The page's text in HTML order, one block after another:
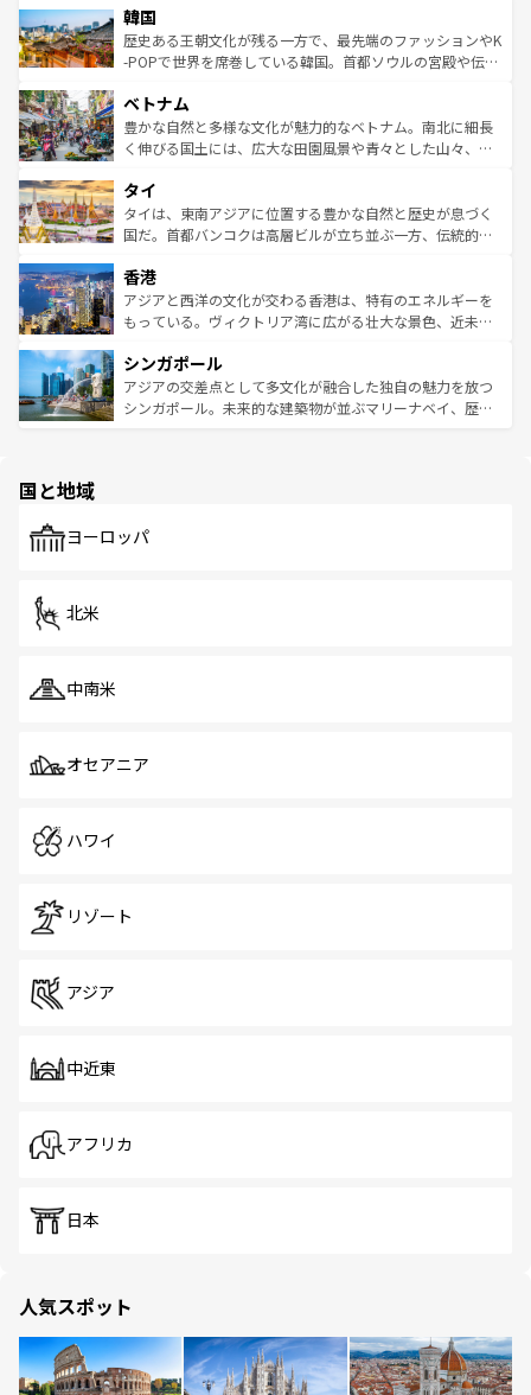
はコンテンツ一覧
いる。アクティビティも充実しており、サーフィンやダイ
ビング、ハイキングなど、アウトドア好きにはたまらな
い。オーストラリアの多彩な魅力を存分に味わいつくそ
参照してほしい。
ン）、静ひつな山岳地帯である台湾東部など、都市の喧騒
と山間の静けさが共存しており、訪れる人に新しい発見と
驚きをもたらしてくれる。また、奥深い台湾の食文化も魅
容にもいいと評判のスイーツなど、バラエティ豊かな料理
が味わえる。 なお、新着の台湾情報は コンテンツ一覧を参
照してほしい。
韓国
歴史ある王朝文化が残る一方で、最先端のファッションやK
-POPで世界を席巻している韓国。首都ソウルの宮殿や伝統
き、地方に足を延ばせば四季折々の自然美を楽しむことが
できる。そして、キムチや焼肉、絶品のストリートフード
まで、さまざまな韓国料理が待っている。夜には、韓国な
リティに包まれながら、韓国の多彩な魅力を心ゆくまで味
わってみてほしい。 なお、新着の韓国情報はコンテンツ一
覧を参照してほしい。
ベトナム
豊かな自然と多様な文化が魅力的なベトナム。南北に細長
く伸びる国土には、広大な田園風景や青々とした山々、世
急速な発展と共に伝統が息づく。ハノイの古い町並みやホ
ーチミン市のフランス統治時代の建物も、独特の雰囲気を
醸し出している。また、バラエティの豊かさとおいしさで
とつ。フォーやバインミー、ベトナムコーヒーなどは、ぜ
ひ現地で味わいたい。どの地域を訪れてもあたたかい人々
が旅行者を迎えてくれるので、きっと忘れられない旅にな
参照してほしい。
タイ
タイは、東南アジアに位置する豊かな自然と歴史が息づく
国だ。首都バンコクは高層ビルが立ち並ぶ一方、伝統的な
の活気が交差している。北部ではチェンマイなどの山岳地
帯で自然と触れ合い、南部ではプーケットやクラビの美し
いビーチでリゾート気分を楽しむことができる。タイ料理
激する。気候は一年中温暖で、どの季節にも異なる楽しみ
が待っている。親しみやすいタイの人々、仏教を中心とし
た文化、そして多様な観光資源が、訪れる旅人を魅了し続
香港
アジアと西洋の文化が交わる香港は、特有のエネルギーを
もっている。ヴィクトリア湾に広がる壮大な景色、近未来
み、どこを訪れても感動するはず。観光スポットが密集し
ており、効率よく見どころを回れるのも魅力。息をのむよ
うな絶景から文化的な体験まで、香港を存分に楽しみ尽く
シンガポール
アジアの交差点として多文化が融合した独自の魅力を放つ
シンガポール。未来的な建築物が並ぶマリーナベイ、歴史
で、ホーカーズは地元の風情を楽しめる外せないスポット
国と地域
ヨーロッパ
北米
中南米
オセアニア
ハワイ
リゾート
アジア
中近東
アフリカ
日本
人気スポット